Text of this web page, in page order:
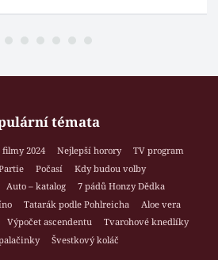
témata
2024 Nejlepší horory
TV program
Počasí
Kdy budou volby
Auto – katalog
7 pádů Honzy Dědka
Tatarák podle Pohlreicha
Aloe vera
Výpočet ascendentu
Tvarohové knedlíky
Švestkový koláč